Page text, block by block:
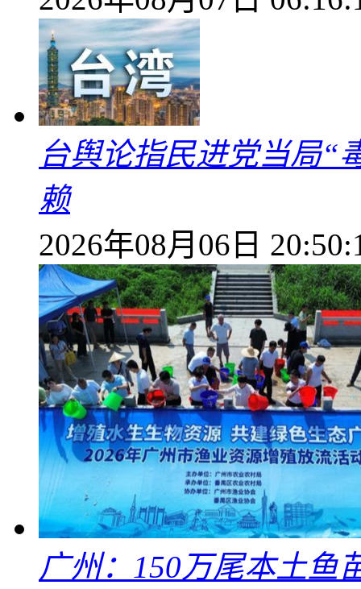
台舆论指民进党当局“
赖
2026年08月06日
广州：150万尾本土鱼